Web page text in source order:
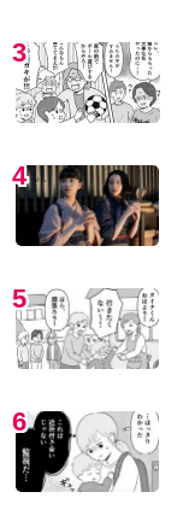
3
4
5
6